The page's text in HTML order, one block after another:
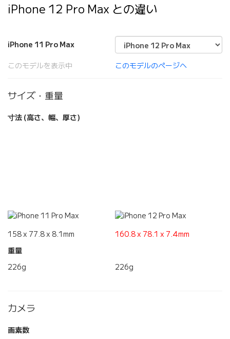
iPhone 12 Pro Max との違い
iPhone 11 Pro Max
このモデルを表示中 このモデルのページへ
サイズ・重量
寸法 (高さ、幅、厚さ)
158 x 77.8 x 8.1mm
160.8 x 78.1 x 7.4mm
重量
226g
226g
カメラ
画素数